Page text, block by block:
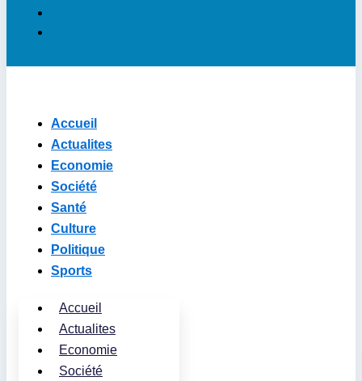
Accueil
Actualites
Economie
Société
Santé
Culture
Politique
Sports
Accueil
Actualites
Economie
Société